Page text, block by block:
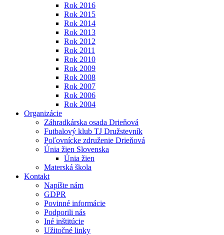
Rok 2016
Rok 2015
Rok 2014
Rok 2013
Rok 2012
Rok 2011
Rok 2010
Rok 2009
Rok 2008
Rok 2007
Rok 2006
Rok 2004
Organizácie
Záhradkárska osada Drieňová
Futbalový klub TJ Družstevník
Poľovnícke združenie Drieňová
Únia žien Slovenska
Únia žien
Materská škola
Kontakt
Napíšte nám
GDPR
Povinné informácie
Podporili nás
Iné inštitúcie
Užitočné linky